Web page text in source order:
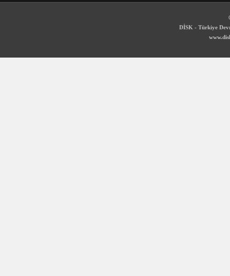
DİSK - Türkiye